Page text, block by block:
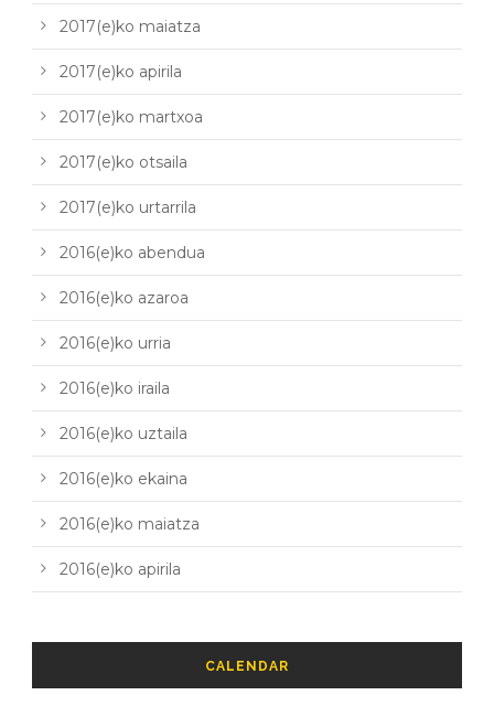
2017(e)ko maiatza
2017(e)ko apirila
2017(e)ko martxoa
2017(e)ko otsaila
2017(e)ko urtarrila
2016(e)ko abendua
2016(e)ko azaroa
2016(e)ko urria
2016(e)ko iraila
2016(e)ko uztaila
2016(e)ko ekaina
2016(e)ko maiatza
2016(e)ko apirila
CALENDAR